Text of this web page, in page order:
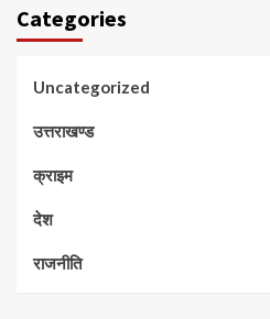
Categories
Uncategorized
उत्तराखण्ड
क्राइम
देश
राजनीति